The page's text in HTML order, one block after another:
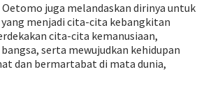
juga melandaskan dirinya untuk
menjadi cita-cita kebangkitan
cita-cita kemanusiaan,
serta mewujudkan kehidupan
dan bermartabat di mata dunia,